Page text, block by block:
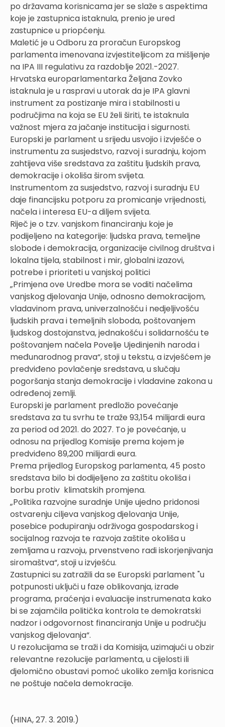
po državama korisnicama jer se slaže s aspektima
koje je zastupnica istaknula, prenio je ured
zastupnice u priopćenju.
Maletić je u Odboru za proračun Europskog
parlamenta imenovana izvjestiteljicom za mišljenje
na IPA III regulativu za razdoblje 2021.-2027.
Hrvatska europarlamentarka Željana Zovko
istaknula je u raspravi u utorak da je IPA glavni
instrument za postizanje mira i stabilnosti u
područjima na koja se EU želi širiti, te istaknula
važnost mjera za jačanje institucija i sigurnosti.
Europski je parlament u srijedu usvojio i izvješće o
instrumentu za susjedstvo, razvoj i suradnju, kojom
zahtijeva više sredstava za zaštitu ljudskih prava,
demokracije i okoliša širom svijeta.
Instrumentom za susjedstvo, razvoj i suradnju EU
daje financijsku potporu za promicanje vrijednosti,
načela i interesa EU-a diljem svijeta.
Riječ je o tzv. vanjskom financiranju koje je
podijeljeno na kategorije: ljudska prava, temeljne
slobode i demokracija, organizacije civilnog društva i
lokalna tijela, stabilnost i mir, globalni izazovi,
potrebe i prioriteti u vanjskoj politici
„Primjena ove Uredbe mora se voditi načelima
vanjskog djelovanja Unije, odnosno demokracijom,
vladavinom prava, univerzalnošću i nedjeljivošću
ljudskih prava i temeljnih sloboda, poštovanjem
ljudskog dostojanstva, jednakošću i solidarnošću te
poštovanjem načela Povelje Ujedinjenih naroda i
međunarodnog prava“, stoji u tekstu, a izvješćem je
predviđeno povlačenje sredstava, u slučaju
pogoršanja stanja demokracije i vladavine zakona u
određenoj zemlji.
Europski je parlament predložio povećanje
sredstava za tu svrhu te traže 93,154 milijardi eura
za period od 2021. do 2027. To je povećanje, u
odnosu na prijedlog Komisije prema kojem je
predviđeno 89,200 milijardi eura.
Prema prijedlog Europskog parlamenta, 45 posto
sredstava bilo bi dodijeljeno za zaštitu okoliša i
borbu protiv klimatskih promjena.
„Politika razvojne suradnje Unije ujedno pridonosi
ostvarenju ciljeva vanjskog djelovanja Unije,
posebice podupiranju održivoga gospodarskog i
socijalnog razvoja te razvoja zaštite okoliša u
zemljama u razvoju, prvenstveno radi iskorjenjivanja
siromaštva“, stoji u izvješću.
Zastupnici su zatražili da se Europski parlament "u
potpunosti uključi u faze oblikovanja, izrade
programa, praćenja i evaluacije instrumenata kako
bi se zajamčila politička kontrola te demokratski
nadzor i odgovornost financiranja Unije u području
vanjskog djelovanja“.
U rezolucijama se traži i da Komisija, uzimajući u obzir
relevantne rezolucije parlamenta, u cijelosti ili
djelomično obustavi pomoć ukoliko zemlja korisnica
ne poštuje načela demokracije.
(HINA, 27. 3. 2019.)